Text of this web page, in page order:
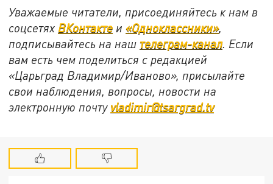
Уважаемые читатели, присоединяйтесь к нам в
соцсетях ВКонтакте и«Одноклассники»,
подписывайтесь на наш телеграм-канал. Если
вам есть чем поделиться с редакцией
«Царьград Владимир/Иваново», присылайте
свои наблюдения, вопросы, новости на
электронную почту vladimir@tsargrad.tv